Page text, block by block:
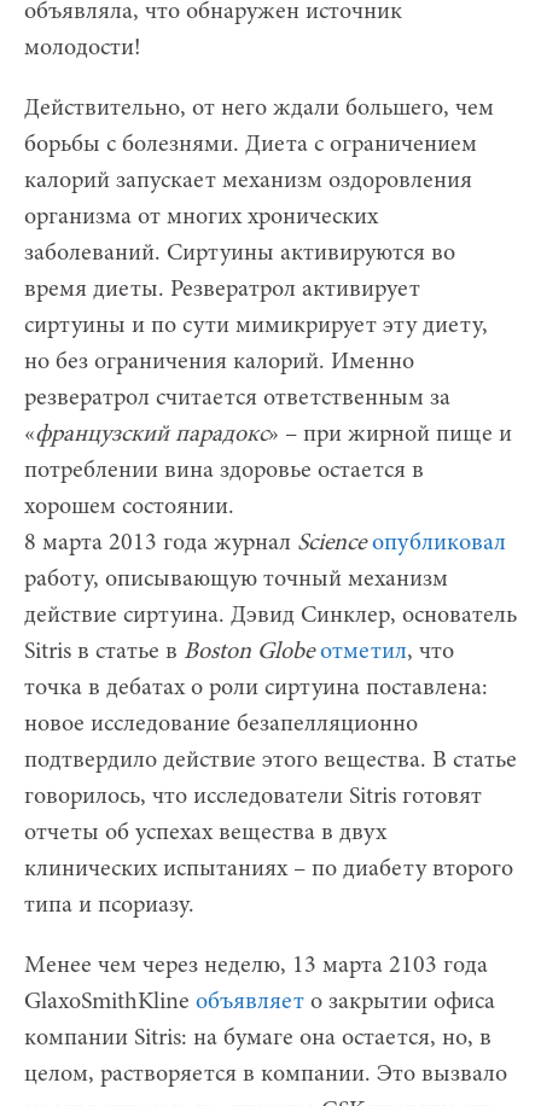
объявляла, что обнаружен источник
молодости!
Действительно, от него ждали большего, чем
борьбы с болезнями. Диета с ограничением
калорий запускает механизм оздоровления
организма от многих хронических
заболеваний. Сиртуины активируются во
время диеты. Резвератрол активирует
сиртуины и по сути мимикрирует эту диету,
но без ограничения калорий. Именно
резвератрол считается ответственным за
«французский парадокс» – при жирной пище и
потреблении вина здоровье остается в
хорошем состоянии.
8 марта 2013 года журнал Science опубликовал
работу, описывающую точный механизм
действие сиртуина. Дэвид Синклер, основатель
Sitris в статье в Boston Globe отметил, что
точка в дебатах о роли сиртуина поставлена:
новое исследование безапелляционно
подтвердило действие этого вещества. В статье
говорилось, что исследователи Sitris готовят
отчеты об успехах вещества в двух
клинических испытаниях – по диабету второго
типа и псориазу.
Менее чем через неделю, 13 марта 2103 года
GlaxoSmithKline объявляет о закрытии офиса
компании Sitris: на бумаге она остается, но, в
целом, растворяется в компании. Это вызвало